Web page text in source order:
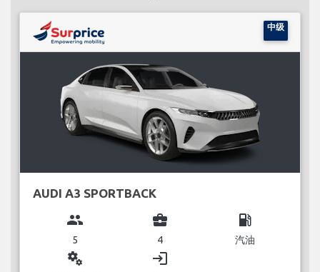
中级
AUDI A3 SPORTBACK
group
5
business_center
4
local_gas_station
汽油
miscellaneous_services login